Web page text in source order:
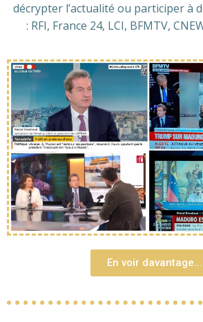
décrypter l’actualité ou participer à
: RFI, France 24, LCI, BFMTV,
En voir davantage...